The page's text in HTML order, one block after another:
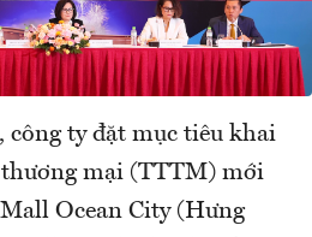
công ty đặt mục tiêu khai
mại (TTTM) mới
Ocean City (Hưng